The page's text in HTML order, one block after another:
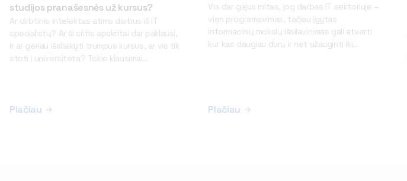
studijos pranašesnės už kursus?
Ar dirbtinis intelektas atims darbus iš IT
specialistų? Ar ši sritis apskritai dar paklausi,
ir ar geriau išsilaikyti trumpus kursus, ar vis tik
stoti į universitetą? Tokie klausimai
sektoriaus ypatybes bei universitetinių
Plačiau
Vis dar gajus mitas, jog darbas IT sektoriuje –
vien programavimas, tačiau įgytas
informacinių mokslų išsilavinimas gali atverti
kur kas daugiau durų ir net užauginti iki
Apsispręsti dėl studijų programos ar karjeros
Plačiau